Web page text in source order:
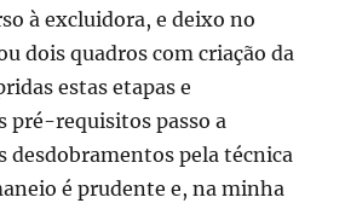
à excluidora, e deixo no
dois quadros com criação da
estas etapas e
pré-requisitos passo a
desdobramentos pela técnica
é prudente e, na minha